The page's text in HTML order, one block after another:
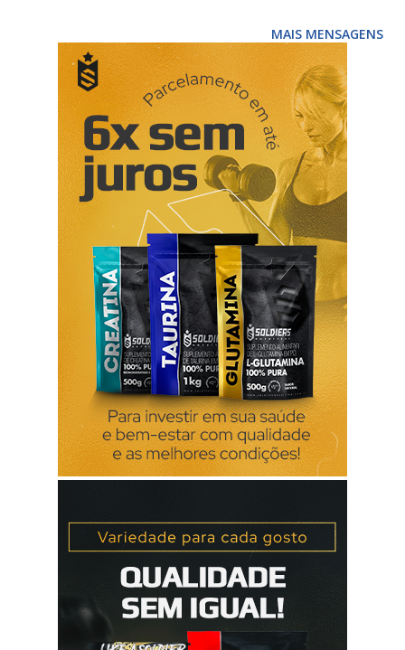
30 a 60 gotas, 3 a 4 vezes ao dia. Efeitos colaterais do
dorflex ® O dorflex® pode provocar alguns efeitos
adversos tais como: boca seca, alterações no ritmo
cardíaco, palpitações, sede, dificuldade em urinar, pupila
dilatada, aumento da pressão ocular, falta de força, enjoo,
vômito , dor de cabeça, tontura, prisão de ventre , sono,
agitação, tremor, dor de estômago e sensação de estômago
cheio. Preço do dorflex® : até 10 reais (depende do
tamanho da embalagem e da apresentação) Fontes bibliog...
MAIS MENSAGENS